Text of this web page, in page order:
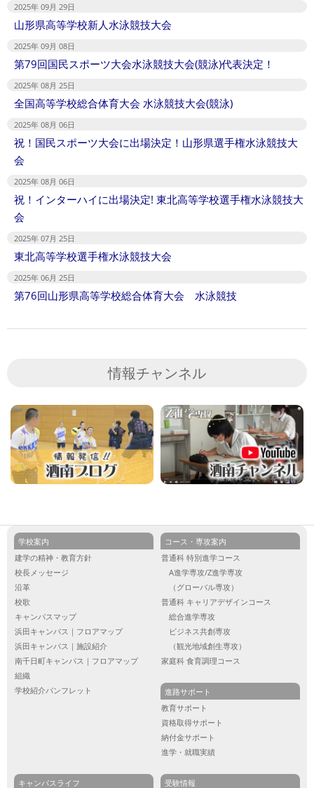
2025年 09月 29日
山形県高等学校新人水泳競技大会
2025年 09月 08日
第79回国民スポーツ大会水泳競技大会(競泳)代表決定！
2025年 08月 25日
全国高等学校総合体育大会 水泳競技大会(競泳)
2025年 08月 06日
祝！国民スポーツ大会に出場決定！山形県選手権水泳競技大
会
2025年 08月 06日
祝！インターハイに出場決定! 東北高等学校選手権水泳競技大
会
2025年 07月 25日
東北高等学校選手権水泳競技大会
2025年 06月 25日
第76回山形県高等学校総合体育大会 水泳競技
情報チャンネル
学校案内
建学の精神・教育方針
校長メッセージ
沿革
校歌
キャンパスマップ
浜田キャンパス｜フロアマップ
浜田キャンパス｜施設紹介
南千日町キャンパス｜フロアマップ
組織
学校紹介パンフレット
コース・専攻案内
普通科 特別進学コース
A進学専攻/Z進学専攻
（グローバル専攻）
普通科 キャリアデザインコース
総合進学専攻
ビジネス共創専攻
（観光地域創生専攻）
家庭科 食育調理コース
進路サポート
教育サポート
資格取得サポート
納付金サポート
進学・就職実績
キャンパスライフ
受験情報